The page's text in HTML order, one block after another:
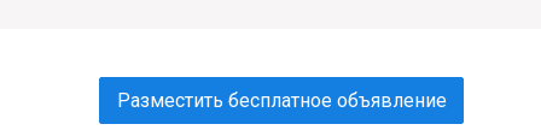
Разместить бесплатное объявление